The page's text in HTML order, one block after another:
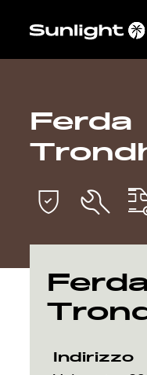
Modelli
Trovate
Ricerca
Scoprire
Servizi
Ferda
Indirizzo